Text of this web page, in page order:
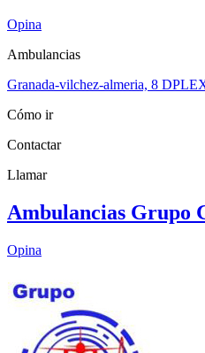
Opina
Ambulancias
Granada-vilchez-almeria, 8
Cómo ir
Contactar
Llamar
Ambulancias Grupo
Opina